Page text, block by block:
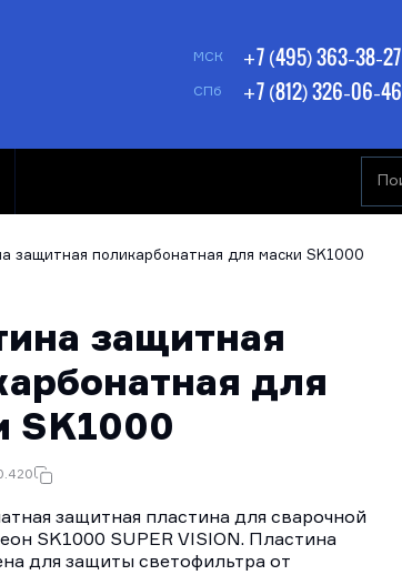
МСК +7 (495) 363-38-27
СПб +7 (812) 326-06-46
защитная поликарбонатная для маски SK1000
защитная
для
SK1000
защитная пластина для сварочной
SK1000 SUPER VISION. Пластина
для защиты светофильтра от